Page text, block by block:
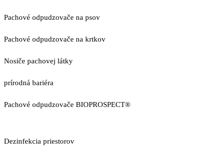
Pachové odpudzovače na psov
Pachové odpudzovače na krtkov
Nosiče pachovej látky
prírodná bariéra
Pachové odpudzovače BIOPROSPECT®
Dezinfekcia priestorov